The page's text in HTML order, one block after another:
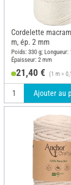
Cordelette
m, ép. 2 mm
Poids: 330 g; Longueur:
Épaisseur: 2 mm
21,40 € (1 m =
Ajouter au